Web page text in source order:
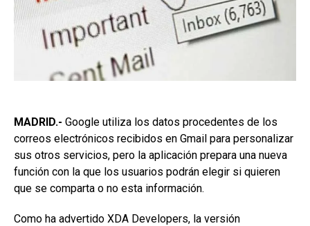
MADRID.- Google utiliza los datos procedentes de los
correos electrónicos recibidos en Gmail para personalizar
sus otros servicios, pero la aplicación prepara una nueva
función con la que los usuarios podrán elegir si quieren
que se comparta o no esta información.
Como ha advertido XDA Developers, la versión